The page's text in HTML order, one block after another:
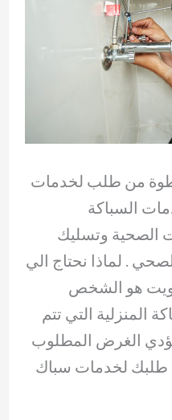
من طلب لخدمات
السباكة
الصحية وتسليك
. لماذا نحتاج الي
هو الشخص
المنزلية التي تتم
الغرض المطلوب
طلبك لخدمات سباك